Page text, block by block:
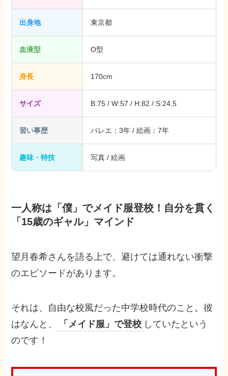
出身地 東京都
血液型 O型
身長 170cm
サイズ B:75 / W:57 / H:82 / S:24.5
習い事歴 バレエ：3年 / 絵画：7年
趣味・特技 写真 / 絵画
一人称は「僕」でメイド服登校！自分を貫く
「15歳のギャル」マインド
望月春希さんを語る上で、避けては通れない衝撃
のエピソードがあります。
それは、自由な校風だった中学校時代のこと。彼
はなんと、
「メイド服」で登校 していたという
のです！